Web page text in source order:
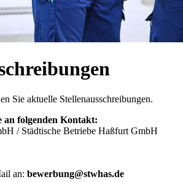
Sie aktuelle Stellenausschreibungen.
an folgenden Kontakt:
/ Städtische Betriebe Haßfurt GmbH
an: bewerbung@stwhas.de